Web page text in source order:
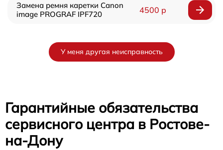
Замена ремня каретки Canon
image PROGRAF IPF720
4500 р
У меня другая неисправность
Гарантийные обязательства
сервисного центра в Ростове-
на-Дону